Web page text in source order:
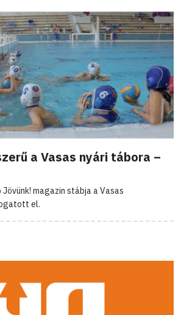
a Vasas nyári tábora –
magazin stábja a Vasas
el.